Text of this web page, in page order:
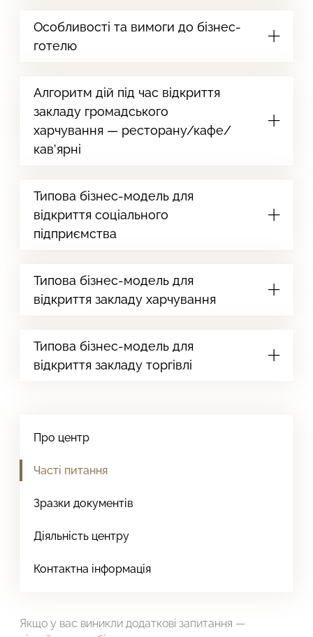
Особливості та вимоги до бізнес-
готелю
Алгоритм дій під час відкриття
закладу громадського
харчування — ресторану/кафе/
кав’ярні
Типова бізнес-модель для
відкриття соціального
підприємства
Типова бізнес-модель для
відкриття закладу харчування
Типова бізнес-модель для
відкриття закладу торгівлі
Про центр
Часті питання
Зразки документів
Діяльність центру
Контактна інформація
Якщо у вас виникли додаткові запитання —